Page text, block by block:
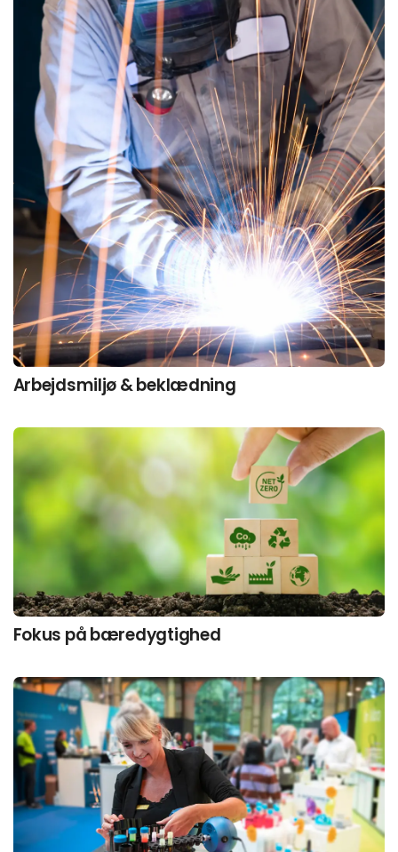
Se alle leverandører her
Arbejdsmiljø & beklædning
Fokus på bæredygtighed